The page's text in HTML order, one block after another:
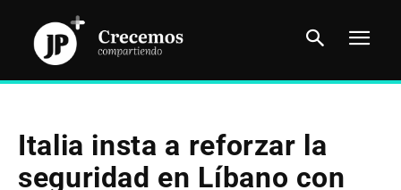
Italia insta a reforzar la
seguridad en Líbano con